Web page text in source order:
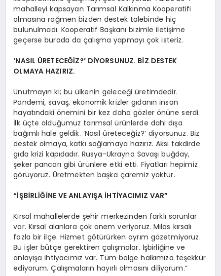
mahalleyi kapsayan Tarımsal Kalkınma Kooperatifi
olmasına rağmen bizden destek talebinde hiç
bulunulmadı. Kooperatif Başkanı bizimle iletişime
geçerse burada da çalışma yapmayı çok isteriz.
‘NASIL ÜRETECEĞİZ?’ DİYORSUNUZ. BİZ DESTEK
OLMAYA HAZIRIZ.
Unutmayın ki; bu ülkenin geleceği üretimdedir.
Pandemi, savaş, ekonomik krizler gıdanın insan
hayatındaki önemini bir kez daha gözler önüne serdi.
İlk üçte olduğumuz tarımsal ürünlerde dahi dışa
bağımlı hale geldik. ‘Nasıl üreteceğiz?’ diyorsunuz. Biz
destek olmaya, katkı sağlamaya hazırız. Aksi takdirde
gıda krizi kapıdadır. Rusya-Ukrayna Savaşı buğday,
şeker pancarı gibi ürünlere etki etti. Fiyatları hepimiz
görüyoruz. Üretmekten başka çaremiz yoktur.
“İŞBİRLİĞİNE VE ANLAYIŞA İHTİYACIMIZ VAR”
Kırsal mahallelerde şehir merkezinden farklı sorunlar
var. Kırsal alanlara çok önem veriyoruz. Milas kırsalı
fazla bir ilçe. Hizmet götürürken ayrım gözetmiyoruz.
Bu işler bütçe gerektiren çalışmalar. İşbirliğine ve
anlayışa ihtiyacımız var. Tüm bölge halkımıza teşekkür
ediyorum. Çalışmaların hayırlı olmasını diliyorum.”